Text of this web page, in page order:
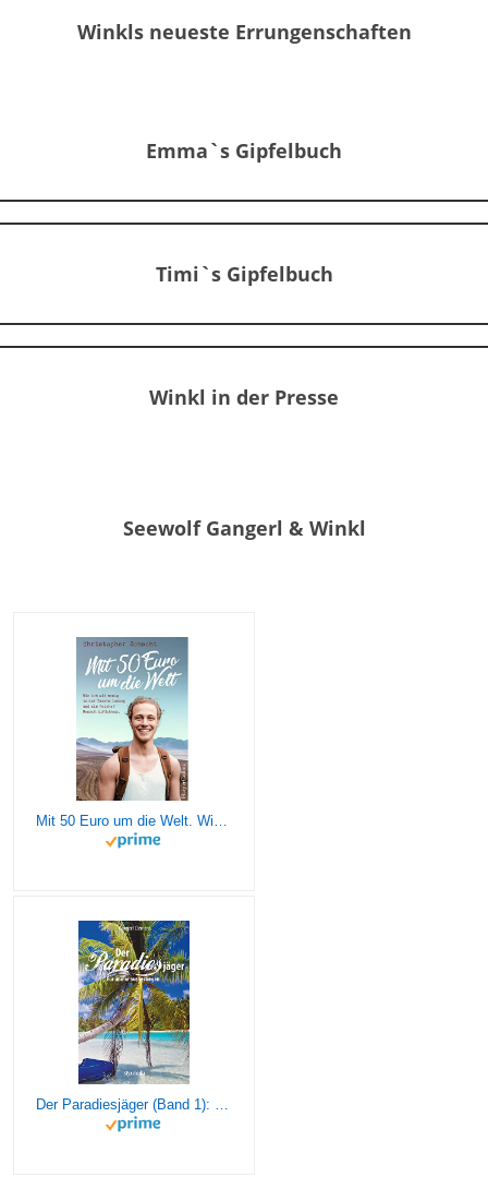
Winkls neueste Errungenschaften
Emma`s Gipfelbuch
Timi`s Gipfelbuch
Winkl in der Presse
Seewolf Gangerl & Winkl
Mit 50 Euro um die Welt. Wie ich mit wenig in der Tasche loszog und als reicher Mensch zurückkam
Der Paradiesjäger (Band 1): Für immer ausgestiegen